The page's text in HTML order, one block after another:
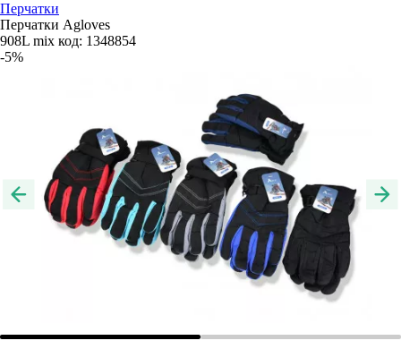
Перчатки
Перчатки Agloves
908L mix код: 1348854
-5%